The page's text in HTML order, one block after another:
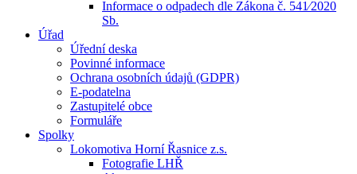
Informace o odpadech dle Zákona č. 541⁄2020
Sb.
Úřad
Úřední deska
Povinné informace
Ochrana osobních údajů (GDPR)
E-podatelna
Zastupitelé obce
Formuláře
Spolky
Lokomotiva Horní Řasnice z.s.
Fotografie LHŘ